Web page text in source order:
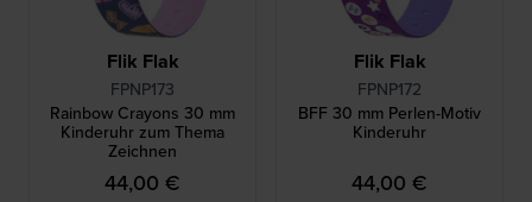
Flik Flak
FPNP173
Rainbow Crayons 30 mm
Kinderuhr zum Thema
Zeichnen
44,00 €
Flik Flak
FPNP172
BFF 30 mm Perlen-Motiv
Kinderuhr
44,00 €